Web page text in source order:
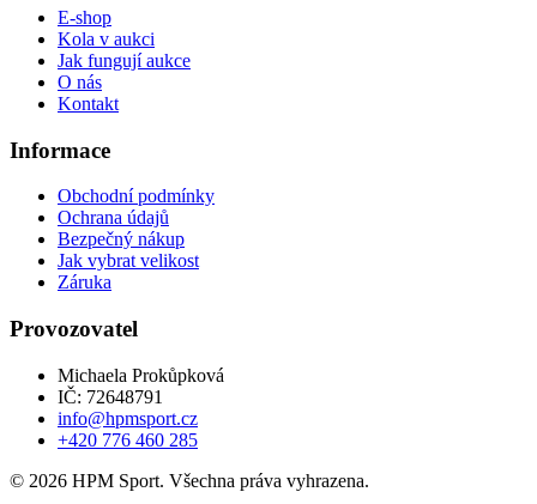
E-shop
Kola v aukci
Jak fungují aukce
O nás
Kontakt
Informace
Obchodní podmínky
Ochrana údajů
Bezpečný nákup
Jak vybrat velikost
Záruka
Provozovatel
Michaela Prokůpková
IČ: 72648791
info@hpmsport.cz
+420 776 460 285
© 2026 HPM Sport. Všechna práva vyhrazena.